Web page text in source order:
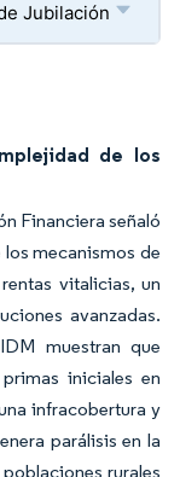
Jubilación
de los
Financiera señaló
mecanismos de
vitalicias, un
avanzadas.
muestran que
iniciales en
infracobertura y
parálisis en la
rurales